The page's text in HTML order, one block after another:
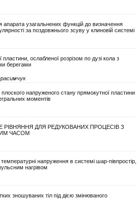
апарата узагальнених функцій до визначення
за поздовжнього зсуву у клиновій системі
пластини, ослабленої розрізом по дузі кола з
берегами
напруженого стану прямокутної пластини
моментів
РІВНЯННЯ ДЛЯ РЕДУКОВАНИХ ПРОЦЕСІВ З
ЧАСОМ
температурні напруження в системі шар-півпростір,
нагрівом
зношуваних тіл під дією змінюваного